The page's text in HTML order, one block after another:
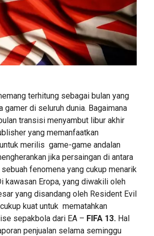
terhitung sebagai bulan yang
gamer di seluruh dunia. Bagaimana
transisi menyambut libur akhir
yang memanfaatkan
merilis game-game andalan
jika persaingan di antara
fenomena yang cukup menarik
kawasan Eropa, yang diwakili oleh
yang disandang oleh Resident Evil
kuat untuk mematahkan
sepakbola dari EA – FIFA 13.Hal
penjualan selama seminggu